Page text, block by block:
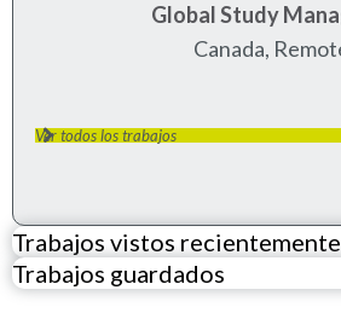
Global Study
Canada,
Ver todos los trabajos
Trabajos vistos recientemente
Trabajos guardados